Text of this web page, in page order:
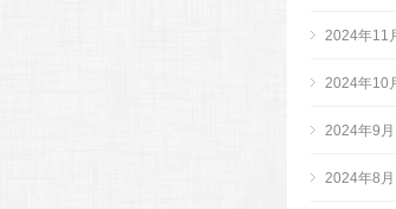
2024年11
2024年10
2024年9月
2024年8月